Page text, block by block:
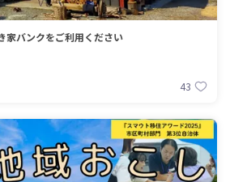
家バンクをご利用ください
43